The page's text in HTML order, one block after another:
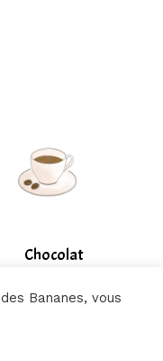
Chocolat
4,50€
4,50€
Bananes, vous